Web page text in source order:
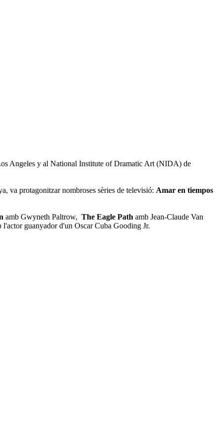
Angeles y al National Institute of Dramatic Art (NIDA) de
va protagonitzar nombroses sèries de televisió: Amar en tiempos
amb Gwyneth Paltrow, The Eagle Path amb Jean-Claude Van
guanyador d'un Oscar Cuba Gooding Jr.